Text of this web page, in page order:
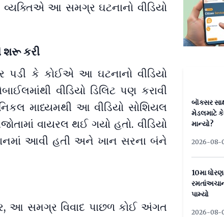
વ્યક્તિએ આ સમગ્ર ઘટનાનો વીડિયો
શરૂ કરી
પડી કે કોઈએ આ ઘટનાનો વીડિયો
વીડિયો ડિલિટ પણ કરાવી
માધ્યમથી આ વીડિયો સોશિયલ
વાયરલ થઈ ગયો હતો. વીડિયો
આવી હતી અને ખાન સરના બંને
આ સમગ્ર વિવાદ પાછળ કોઈ અંગત
બૉક્સર
મેડલમાટે
માન્યો?
2026-08-
10મા
પામ્યો
2026-08-